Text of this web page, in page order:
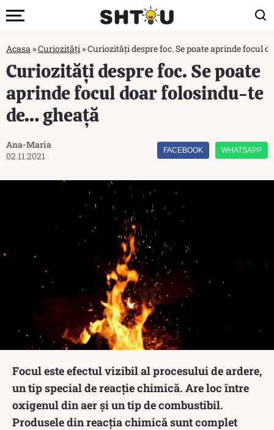
Acasa »Curiozități »Curiozități despre foc. Se poate aprinde focul
Curiozități despre foc. Se poate
aprinde focul doar folosindu-te
de… gheață
Ana-Maria
02.11.2021
FACEBOOK WHATSAPP
Focul este efectul vizibil al procesului de ardere,
un tip special de reacție chimică. Are loc între
oxigenul din aer și un tip de combustibil.
Produsele din reacția chimică sunt complet